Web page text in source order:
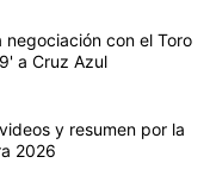
comentarios en los
un detalle clave
negociación con el Toro
a Cruz Azul
Azul 2-3 Atlante:
y resumen por la
2026